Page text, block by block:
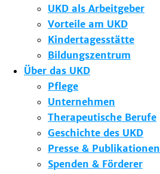
UKD als Arbeitgeber
Vorteile am UKD
Kindertagesstätte
Bildungszentrum
Über das UKD
Pflege
Unternehmen
Therapeutische Berufe
Geschichte des UKD
Presse & Publikationen
Spenden & Förderer